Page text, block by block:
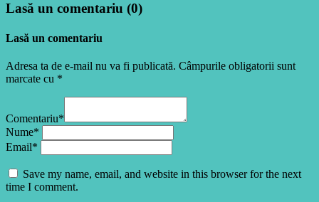
Lasă un comentariu (0)
Lasă un comentariu
Adresa ta de e-mail nu va fi publicată. Câmpurile obligatorii sunt
marcate cu *
Comentariu*
Nume*
Email*
Save my name, email, and website in this browser for the next
time I comment.